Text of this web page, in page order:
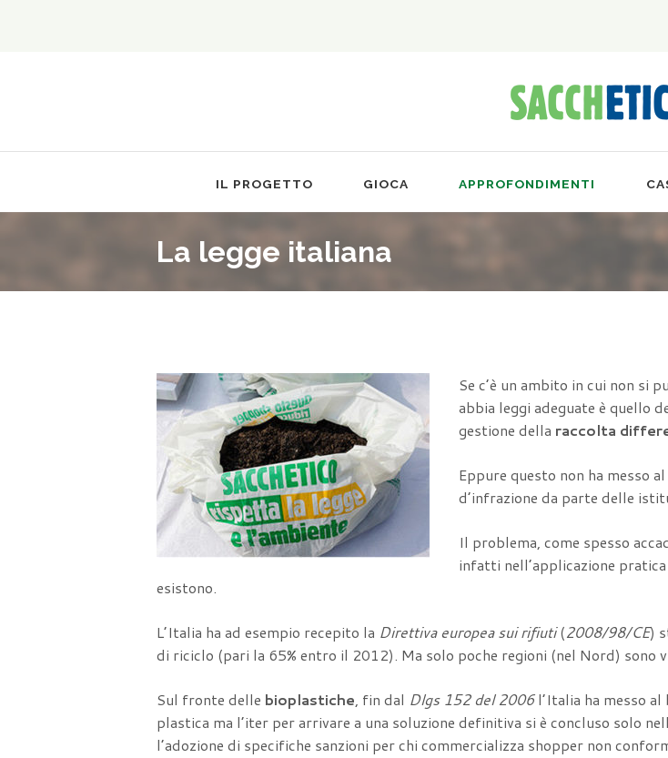
IL PROGETTO GIOCA APPROFONDIMENTI
La legge italiana
Se c’è un ambito in cui non si
abbia leggi adeguate è quello
gestione della raccolta
Eppure questo non ha messo
d’infrazione da parte delle
Il problema, come spesso
infatti nell’applicazione
esistono.
L’Italia ha ad esempio recepito la Direttiva europea sui rifiuti(2008/98/CE)
di riciclo (pari la 65% entro il 2012). Ma solo poche regioni (nel Nord) sono
Sul fronte delle bioplastiche, fin dal Dlgs 152 del 2006l’Italia ha messo
plastica ma l’iter per arrivare a una soluzione definitiva si è concluso solo
l’adozione di specifiche sanzioni per chi commercializza shopper non